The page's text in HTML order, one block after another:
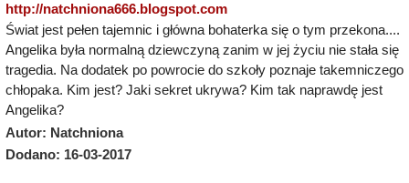
http://natchniona666.blogspot.com
Świat jest pełen tajemnic i główna bohaterka się o tym przekona....
Angelika była normalną dziewczyną zanim w jej życiu nie stała się
tragedia. Na dodatek po powrocie do szkoły poznaje takemniczego
chłopaka. Kim jest? Jaki sekret ukrywa? Kim tak naprawdę jest
Angelika?
Autor: Natchniona
Dodano: 16-03-2017